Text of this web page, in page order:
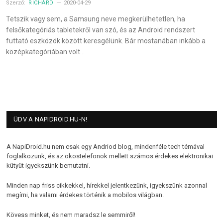
Szerző: RICHÁRD 2020-04-29
Tetszik vagy sem, a Samsung neve megkerülhetetlen, ha
felsőkategóriás tabletekről van szó, és az Android rendszert
futtató eszközök között keresgélünk. Bár mostanában inkább a
középkategóriában volt…
ÜDV A NAPIDROID.HU-N!
A NapiDroid.hu nem csak egy Andriod blog, mindenféle tech témával
foglalkozunk, és az okostelefonok mellett számos érdekes elektronikai
kütyüt igyekszünk bemutatni.
Minden nap friss cikkekkel, hírekkel jelentkezünk, igyekszünk azonnal
megírni, ha valami érdekes történik a mobilos világban.
Kövess minket, és nem maradsz le semmiről!